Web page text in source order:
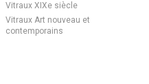
Vitraux XIXe siècle
Vitraux Art nouveau et
contemporains